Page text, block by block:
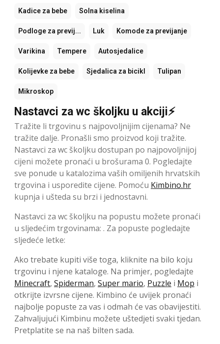
Kadice za bebe Solna kiselina
Podloge za previj... Luk Komode za previjanje
Varikina Tempere Autosjedalice
Kolijevke za bebe Sjedalica za bicikl Tulipan
Mikroskop
Nastavci za wc školjku u akciji⚡
Tražite li trgovinu s najpovoljnijim cijenama? Ne
tražite dalje. Pronašli smo proizvod koji tražite.
Nastavci za wc školjku dostupan po najpovoljnijoj
cijeni možete pronaći u brošurama 0. Pogledajte
sve ponude u katalozima vaših omiljenih hrvatskih
trgovina i usporedite cijene. Pomoću Kimbino.hr
kupnja i ušteda su brzi i jednostavni.
Nastavci za wc školjku na popustu možete pronaći
u sljedećim trgovinama: . Za popuste pogledajte
sljedeće letke:
Ako trebate kupiti više toga, kliknite na bilo koju
trgovinu i njene kataloge. Na primjer, pogledajte
Minecraft, Spiderman, Super mario, Puzzle i Mop i
otkrijte izvrsne cijene. Kimbino će uvijek pronaći
najbolje popuste za vas i odmah će vas obavijestiti.
Zahvaljujući Kimbinu možete uštedjeti svaki tjedan.
Pretplatite se na naš bilten sada.